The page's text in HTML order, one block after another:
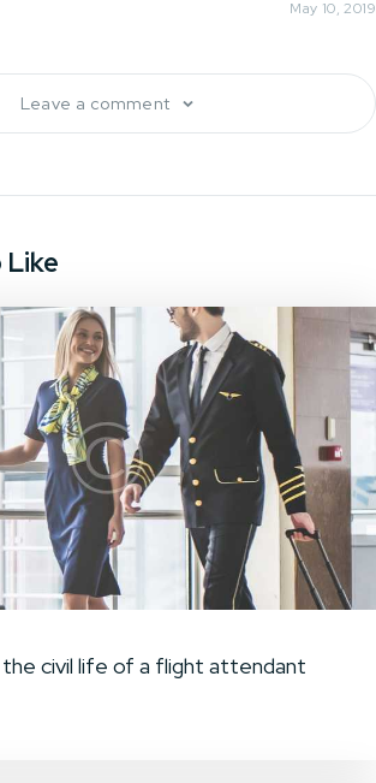
May 10, 2019
Leave a comment
Like
civil life of a flight attendant